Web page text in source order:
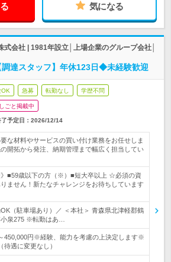
気になる
式会社 | 1981年設立│上場企業のグループ会社│
達スタッフ】年休123日◆未経験歓迎
OK 急募 転勤なし 学歴不問
ごと掲載中
予定日： 2026/12/14
な材料やサービスの買い付け業務をお任せしま
開拓から発注、納期管理まで幅広く担当してい
》■59歳以下の方（※）■短大卒以上 ☆必須の資
ません！新たなチャレンジをお待ちしています
（駐車場あり）／ ＜本社＞ 青森県北津軽郡鶴
泉275 ※転勤はあ…
450,000円※経験、能力を考慮の上決定します※
待遇に変更なし）